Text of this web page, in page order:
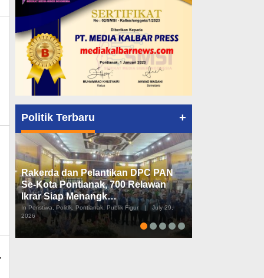
Politik Terbaru +
Rakerda dan Pelantikan DPC PAN
Se-Kota Pontianak, 700 Relawan
Ikrar Siap Menangk…
In Peristiwa, Politik, Pontianak, Publik Figur |
July 29,
2026